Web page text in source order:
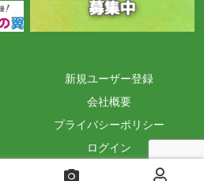
新規ユーザー登録
会社概要
プライバシーポリシー
ログイン
はぴ愛知 All Rights Reserved.